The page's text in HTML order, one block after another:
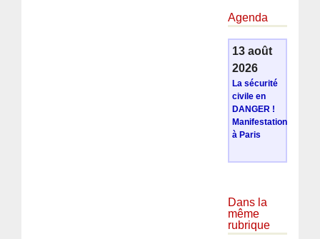
Agenda
13 août
2026
La sécurité
civile en
DANGER !
Manifestation
à Paris
Dans la
même
rubrique